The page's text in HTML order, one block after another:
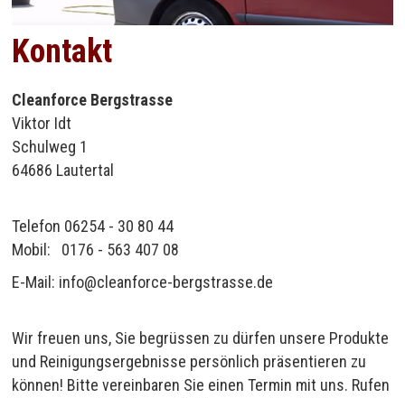
Kontakt
Cleanforce Bergstrasse
Viktor Idt
Schulweg 1
64686 Lautertal
Telefon 06254 - 30 80 44
Mobil: 0176 - 563 407 08
E-Mail: info@cleanforce-bergstrasse.de
Wir freuen uns, Sie begrüssen zu dürfen unsere Produkte
und Reinigungsergebnisse persönlich präsentieren zu
können! Bitte vereinbaren Sie einen Termin mit uns. Rufen